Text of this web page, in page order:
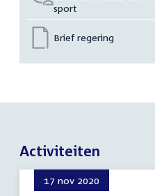
sport
Brief regering
Activiteiten
17 nov 2020